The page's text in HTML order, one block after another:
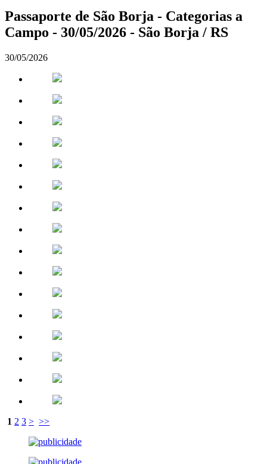
Passaporte de São Borja - Categorias a
Campo - 30/05/2026 - São Borja / RS
30/05/2026
1 2 3 > >>